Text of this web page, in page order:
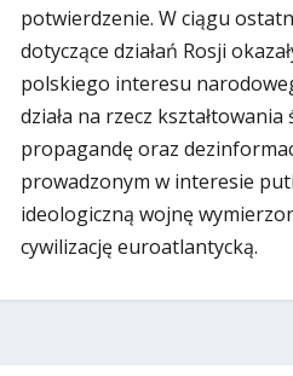
potwierdzenie. W ciągu
dotyczące działań Rosji
polskiego interesu
działa na rzecz
propagandę oraz
prowadzonym w interesie
ideologiczną wojnę
cywilizację euroatlantycką.